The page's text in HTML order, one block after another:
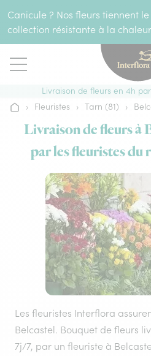
Canicule ? Nos fleurs tiennent
collection résistante à la chaleur
Livraison de fleurs en 4h
Accueil
› Fleuristes › Tarn (81) ›
Livraison de fleurs à
par les fleuristes du
Les fleuristes Interflora
Belcastel. Bouquet de fleurs
7j/7, par un fleuriste à